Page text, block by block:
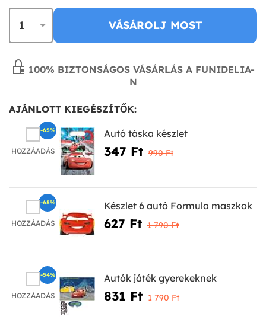
VÁSÁROLJ MOST
100% BIZTONSÁGOS VÁSÁRLÁS A FUNIDELIA-
N
AJÁNLOTT KIEGÉSZÍTŐK:
HOZZÁADÁS
Autó táska készlet
347 Ft‎ 990 Ft‎
-65%
HOZZÁADÁS
Készlet 6 autó Formula maszkok
627 Ft‎ 1 790 Ft‎
-65%
HOZZÁADÁS
Autók játék gyerekeknek
831 Ft‎ 1 790 Ft‎
-54%